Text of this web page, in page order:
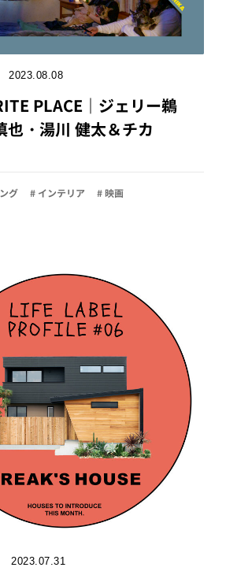
2023.08.08
PLACE｜ジェリー鵜
也・湯川 健太＆チカ
グ # インテリア # 映画
2023.07.31